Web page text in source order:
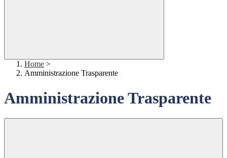
Home >
Amministrazione Trasparente
Amministrazione Trasparente